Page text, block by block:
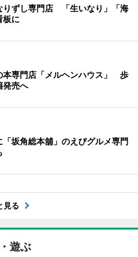
りずし専門店 「生いなり」「海
板に
本専門店「メルヘンハウス」 歩
発売へ
坂角総本舖」のえびグルメ専門
見る
遊ぶ